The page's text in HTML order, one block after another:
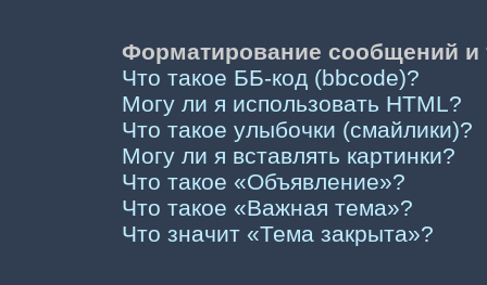
Форматирование сообщений
Что такое ББ-код (bbcode)?
Могу ли я использовать HTML?
Что такое улыбочки (смайлики)?
Могу ли я вставлять картинки?
Что такое «Объявление»?
Что такое «Важная тема»?
Что значит «Тема закрыта»?